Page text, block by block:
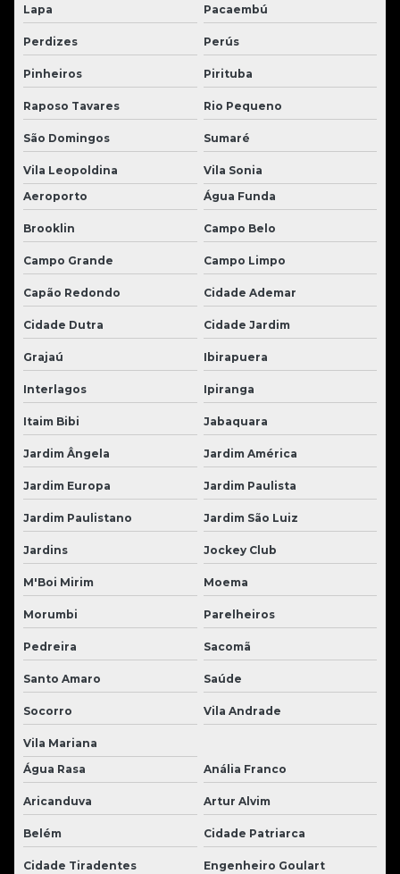
Lapa Pacaembú
Perdizes Perús
Pinheiros Pirituba
Raposo Tavares Rio Pequeno
São Domingos Sumaré
Vila Leopoldina
Vila Sonia
Aeroporto
Água Funda
Brooklin Campo Belo
Campo Grande Campo Limpo
Capão Redondo Cidade Ademar
Cidade Dutra Cidade Jardim
Grajaú Ibirapuera
Interlagos Ipiranga
Itaim Bibi Jabaquara
Jardim Ângela Jardim América
Jardim Europa Jardim Paulista
Jardim Paulistano Jardim São Luiz
Jardins Jockey Club
M'Boi Mirim Moema
Morumbi Parelheiros
Pedreira Sacomã
Santo Amaro Saúde
Socorro Vila Andrade
Vila Mariana
Água Rasa
Anália Franco
Aricanduva Artur Alvim
Belém Cidade Patriarca
Cidade Tiradentes Engenheiro Goulart